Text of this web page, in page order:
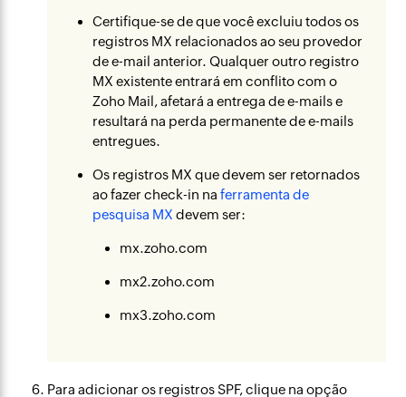
Certifique-se de que você excluiu todos os
registros MX relacionados ao seu provedor
de e-mail anterior. Qualquer outro registro
MX existente entrará em conflito com o
Zoho Mail, afetará a entrega de e-mails e
resultará na perda permanente de e-mails
entregues.
Os registros MX que devem ser retornados
ao fazer check-in naferramenta de
pesquisa MXdevem ser:
mx.zoho.com
mx2.zoho.com
mx3.zoho.com
Para adicionar os registros SPF, clique na opção